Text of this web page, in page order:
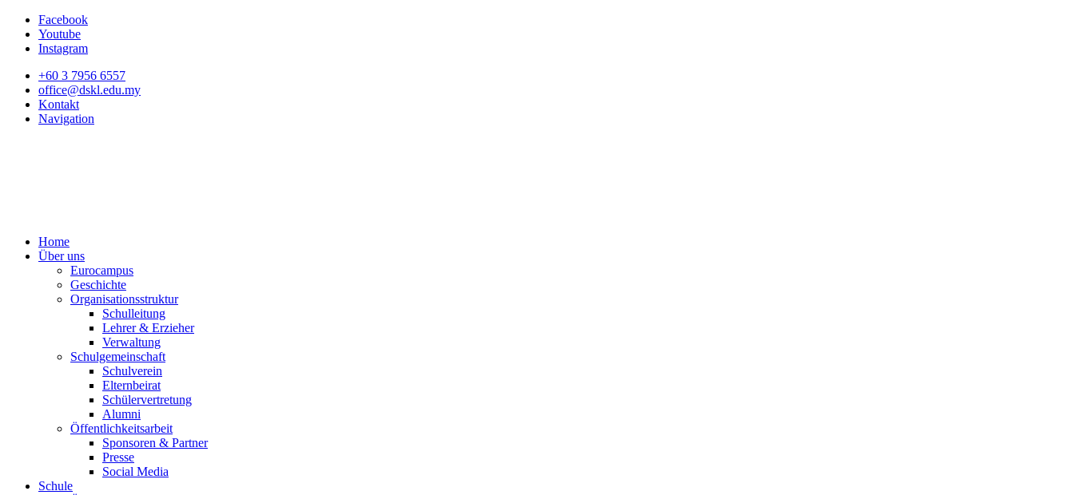
Facebook
Youtube
Instagram
+60 3 7956 6557
office@dskl.edu.my
Kontakt
Navigation
Home
Über uns
Eurocampus
Geschichte
Organisationsstruktur
Schulleitung
Lehrer & Erzieher
Verwaltung
Schulgemeinschaft
Schulverein
Elternbeirat
Schülervertretung
Alumni
Öffentlichkeitsarbeit
Sponsoren & Partner
Presse
Social Media
Schule